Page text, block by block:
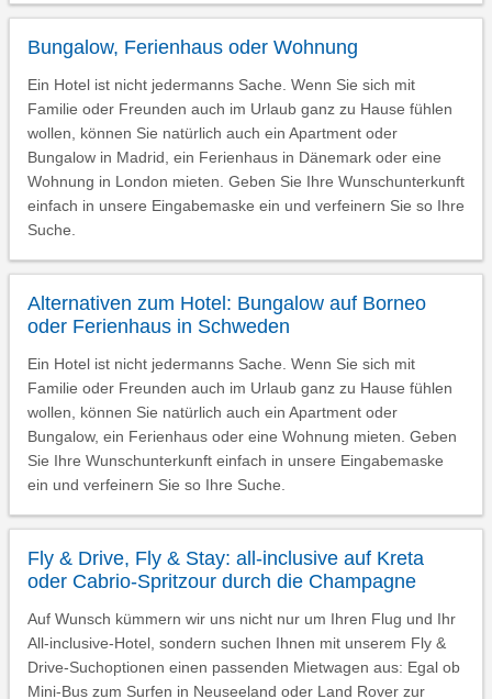
Bungalow, Ferienhaus oder Wohnung
Ein Hotel ist nicht jedermanns Sache. Wenn Sie sich mit
Familie oder Freunden auch im Urlaub ganz zu Hause fühlen
wollen, können Sie natürlich auch ein Apartment oder
Bungalow in Madrid, ein Ferienhaus in Dänemark oder eine
Wohnung in London mieten. Geben Sie Ihre Wunschunterkunft
einfach in unsere Eingabemaske ein und verfeinern Sie so Ihre
Suche.
Alternativen zum Hotel: Bungalow auf Borneo
oder Ferienhaus in Schweden
Ein Hotel ist nicht jedermanns Sache. Wenn Sie sich mit
Familie oder Freunden auch im Urlaub ganz zu Hause fühlen
wollen, können Sie natürlich auch ein Apartment oder
Bungalow, ein Ferienhaus oder eine Wohnung mieten. Geben
Sie Ihre Wunschunterkunft einfach in unsere Eingabemaske
ein und verfeinern Sie so Ihre Suche.
Fly & Drive, Fly & Stay: all-inclusive auf Kreta
oder Cabrio-Spritzour durch die Champagne
Auf Wunsch kümmern wir uns nicht nur um Ihren Flug und Ihr
All-inclusive-Hotel, sondern suchen Ihnen mit unserem Fly &
Drive-Suchoptionen einen passenden Mietwagen aus: Egal ob
Mini-Bus zum Surfen in Neuseeland oder Land Rover zur